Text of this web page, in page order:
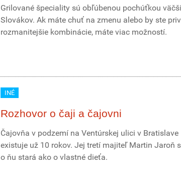
Grilované špeciality sú obľúbenou pochúťkou
Slovákov. Ak máte chuť na zmenu alebo by ste
rozmanitejšie kombinácie, máte viac možností.
INÉ
Rozhovor o čaji a čajovni
Čajovňa v podzemí na Ventúrskej ulici v Bratislave
existuje už 10 rokov. Jej tretí majiteľ Martin Jaroň
o ňu stará ako o vlastné dieťa.